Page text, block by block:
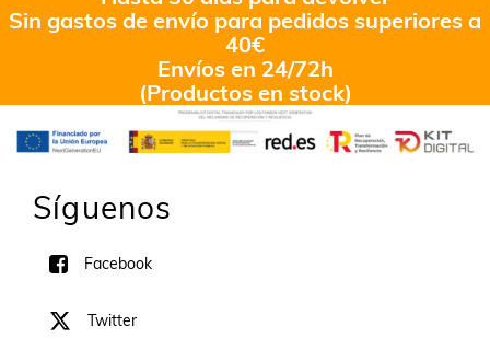
Sin gastos de envío para pedidos superiores a
40€
Envíos en 24/72h
(Productos en stock)
Síguenos
Facebook
Twitter